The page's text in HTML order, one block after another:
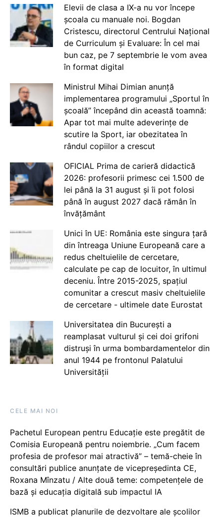
Elevii de clasa a IX-a nu vor începe
școala cu manuale noi. Bogdan
Cristescu, directorul Centrului Național
de Curriculum și Evaluare: În cel mai
bun caz, pe 7 septembrie le vom avea
în format digital
Ministrul Mihai Dimian anunță
implementarea programului „Sportul în
școală” începând din această toamnă:
Apar tot mai multe adeverințe de
scutire la Sport, iar obezitatea în
rândul copiilor a crescut
OFICIAL Prima de carieră didactică
2026: profesorii primesc cei 1.500 de
lei până la 31 august și îi pot folosi
până în august 2027 dacă rămân în
învățământ
Unici în UE: România este singura țară
din întreaga Uniune Europeană care a
redus cheltuielile de cercetare,
calculate pe cap de locuitor, în ultimul
deceniu. Între 2015-2025, spațiul
comunitar a crescut masiv cheltuielile
de cercetare - ultimele date Eurostat
Universitatea din București a
reamplasat vulturul și cei doi grifoni
distruși în urma bombardamentelor din
anul 1944 pe frontonul Palatului
Universității
CELE MAI NOI
Pachetul European pentru Educație este pregătit de
Comisia Europeană pentru noiembrie. „Cum facem
profesia de profesor mai atractivă” – temă-cheie în
consultări publice anunțate de vicepreședinta CE,
Roxana Mînzatu / Alte două teme: competențele de
bază și educația digitală sub impactul IA
ISMB a publicat planurile de dezvoltare ale școlilor